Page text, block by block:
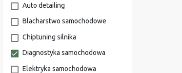
Auto detailing
Blacharstwo samochodowe
Chiptuning silnika
Diagnostyka samochodowa
Elektryka samochodowa